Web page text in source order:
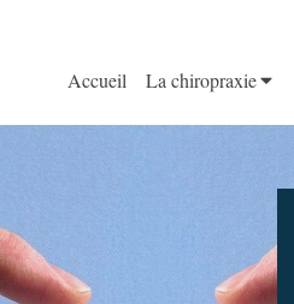
Accueil La chiropraxie